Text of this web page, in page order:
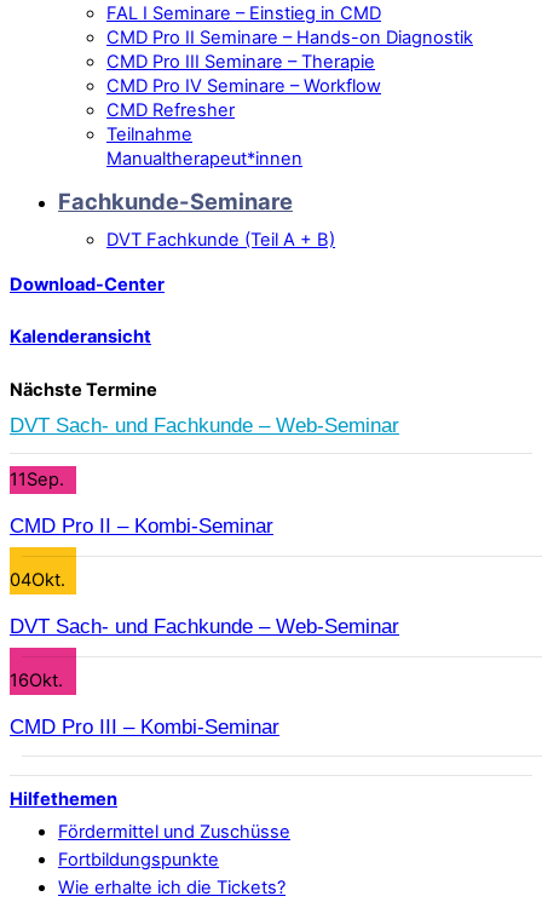
FAL I Seminare – Einstieg in CMD
CMD Pro II Seminare – Hands-on Diagnostik
CMD Pro III Seminare – Therapie
CMD Pro IV Seminare – Workflow
CMD Refresher
Teilnahme
Manualtherapeut*innen
Fachkunde-Seminare
DVT Fachkunde (Teil A + B)
Download-Center
Kalenderansicht
Nächste Termine
DVT Sach- und Fachkunde – Web-Seminar
11Sep.
CMD Pro II – Kombi-Seminar
04Okt.
DVT Sach- und Fachkunde – Web-Seminar
16Okt.
CMD Pro III – Kombi-Seminar
Hilfethemen
Fördermittel und Zuschüsse
Fortbildungspunkte
Wie erhalte ich die Tickets?